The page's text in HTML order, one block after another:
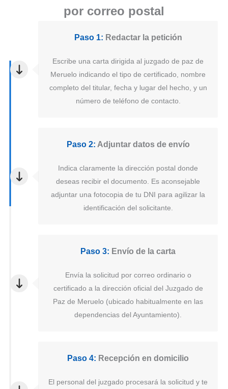
por correo postal
Paso 1: Redactar la petición
Escribe una carta dirigida al juzgado de paz de
Meruelo indicando el tipo de certificado, nombre
completo del titular, fecha y lugar del hecho, y un
número de teléfono de contacto.
Paso 2: Adjuntar datos de envío
Indica claramente la dirección postal donde
deseas recibir el documento. Es aconsejable
adjuntar una fotocopia de tu DNI para agilizar la
identificación del solicitante.
Paso 3: Envío de la carta
Envía la solicitud por correo ordinario o
certificado a la dirección oficial del Juzgado de
Paz de Meruelo (ubicado habitualmente en las
dependencias del Ayuntamiento).
Paso 4: Recepción en domicilio
El personal del juzgado procesará la solicitud y te